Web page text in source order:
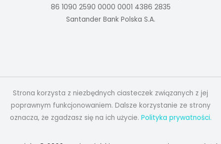
86 1090 2590 0000 0001 4386 2835
Santander Bank Polska S.A.
Strona korzysta z niezbędnych ciasteczek związanych z jej
poprawnym funkcjonowaniem. Dalsze korzystanie ze strony
oznacza, że zgadzasz się na ich użycie. Polityka prywatności.